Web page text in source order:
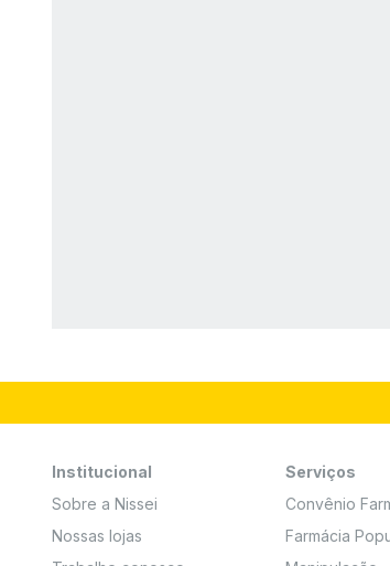
Institucional
Sobre a Nissei
Nossas lojas
Serviços
Convênio
Farmácia